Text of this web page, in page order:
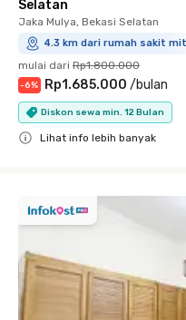
Selatan
Jaka Mulya, Bekasi Selatan
4.3 km dari rumah sakit
mulai dari Rp1.800.000
-6% Rp1.685.000 /bulan
Diskon sewa min. 12 Bulan
Lihat info lebih banyak